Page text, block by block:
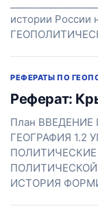
истории России
РЕФЕРАТЫ ПО
Реферат:
План
ГЕОГРАФИЯ 1.2
ПОЛИТИЧЕСКОЙ
ИСТОРИЯ